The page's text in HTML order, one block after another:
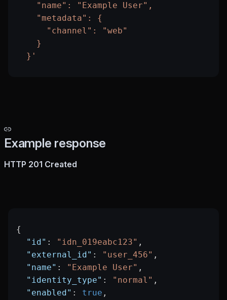
    "name": "Example User",
    "metadata": {
      "channel": "web"
    }
  }'
Example response
HTTP 201 Created
{
  "id"
: "idn_019eabc123" ,
  "external_id"
: "user_456" ,
  "name"
: "Example User" ,
  "identity_type"
: "normal" ,
  "enabled"
: true ,